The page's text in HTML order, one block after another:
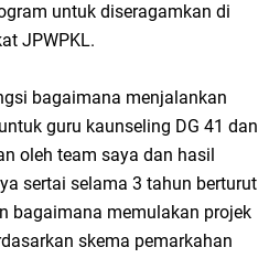
untuk diseragamkan di
JPWPKL.
bagaimana menjalankan
guru kaunseling DG 41 dan
oleh team saya dan hasil
sertai selama 3 tahun berturut
bagaimana memulakan projek
skema pemarkahan